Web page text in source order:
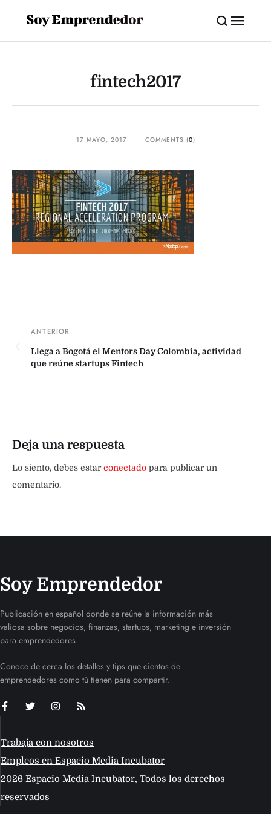
fintech2017
17 MAYO, 2017 COMMENTS (0)
Llega a Bogotá el Mentors Day Colombia, actividad
que reúne startups Fintech
Deja una respuesta
Lo siento, debes estarconectado para publicar un
comentario.
Soy Emprendedor
Publicación en español donde se reúne la información más
valiosa sobre negocios, finanzas, startups, marketing e inversión
para emprendedores.
Conoce de cerca los detalles y tips que cientos de
emprendedores como tú tienen para compartir.
Trabaja con nosotros
Empleos en Espacio Media Incubator
2026 Espacio Media Incubator, Todos los derechos
reservados